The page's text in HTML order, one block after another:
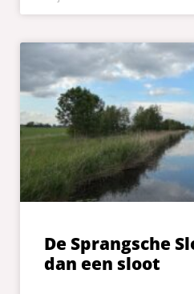
De Sprangsche
dan een sloot